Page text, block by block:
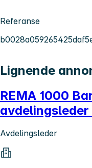
Referanse
Lignende
REMA 1000
avdelingsleder
Avdelingsleder